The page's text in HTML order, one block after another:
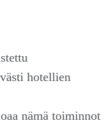
hotellien
nämä toiminnot